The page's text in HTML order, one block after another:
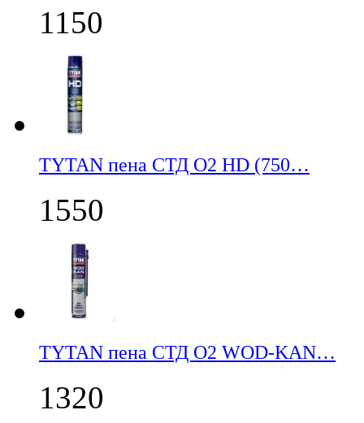
1150
TYTAN пена СТД О2 HD (750…
1550
TYTAN пена СТД О2 WOD-KAN…
1320